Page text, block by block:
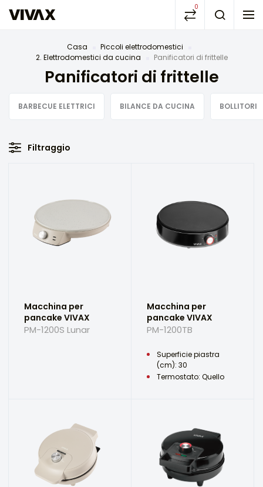
0
Casa
Piccoli elettrodomestici
2. Elettrodomestici da cucina
Panificatori di frittelle
Panificatori di frittelle
BARBECUE ELETTRICI BILANCE DA CUCINA BOLLITORI
Filtraggio
Macchina per
pancake VIVAX
PM-1200S Lunar
Macchina per
pancake VIVAX
PM-1200TB
Superficie piastra
(cm): 30
Termostato: Quello